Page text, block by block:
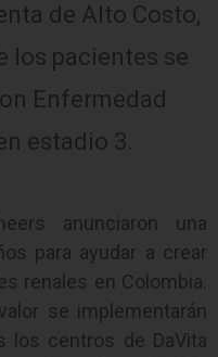
de Alto Costo,
los pacientes se
Enfermedad
estadio 3.
anunciaron una
para ayudar a crear
renales en Colombia.
se implementarán
los centros de DaVita